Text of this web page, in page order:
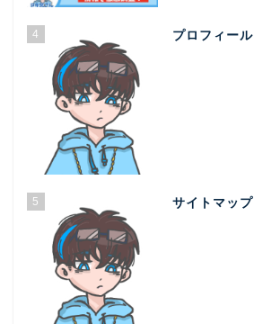
4 プロフィール
5 サイトマップ